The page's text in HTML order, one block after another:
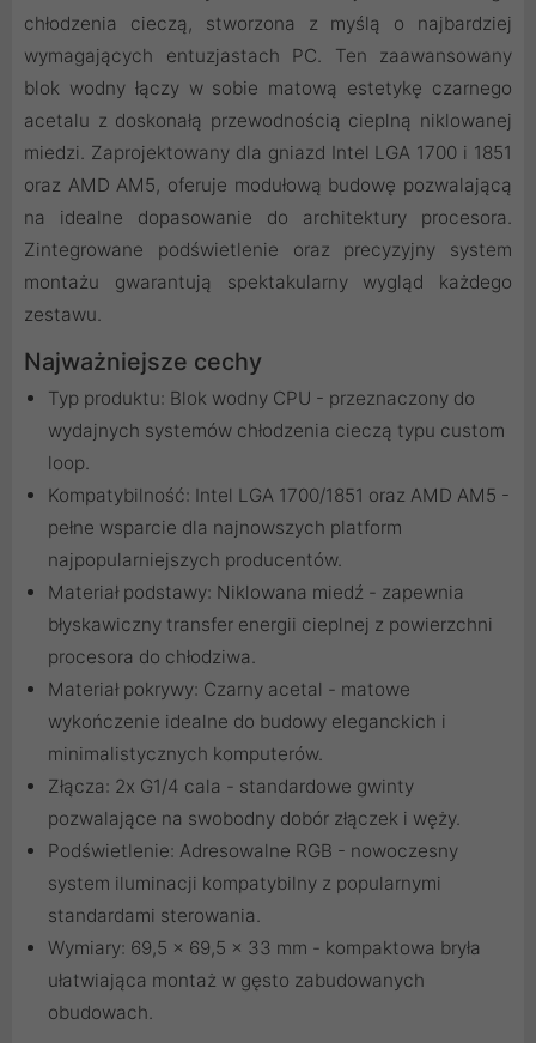
chłodzenia cieczą, stworzona z myślą o najbardziej
wymagających entuzjastach PC. Ten zaawansowany
blok wodny łączy w sobie matową estetykę czarnego
acetalu z doskonałą przewodnością cieplną niklowanej
miedzi. Zaprojektowany dla gniazd Intel LGA 1700 i 1851
oraz AMD AM5, oferuje modułową budowę pozwalającą
na idealne dopasowanie do architektury procesora.
Zintegrowane podświetlenie oraz precyzyjny system
montażu gwarantują spektakularny wygląd każdego
zestawu.
Najważniejsze cechy
Typ produktu: Blok wodny CPU - przeznaczony do
wydajnych systemów chłodzenia cieczą typu custom
loop.
Kompatybilność: Intel LGA 1700/1851 oraz AMD AM5 -
pełne wsparcie dla najnowszych platform
najpopularniejszych producentów.
Materiał podstawy: Niklowana miedź - zapewnia
błyskawiczny transfer energii cieplnej z powierzchni
procesora do chłodziwa.
Materiał pokrywy: Czarny acetal - matowe
wykończenie idealne do budowy eleganckich i
minimalistycznych komputerów.
Złącza: 2x G1/4 cala - standardowe gwinty
pozwalające na swobodny dobór złączek i węży.
Podświetlenie: Adresowalne RGB - nowoczesny
system iluminacji kompatybilny z popularnymi
standardami sterowania.
Wymiary: 69,5 x 69,5 x 33 mm - kompaktowa bryła
ułatwiająca montaż w gęsto zabudowanych
obudowach.